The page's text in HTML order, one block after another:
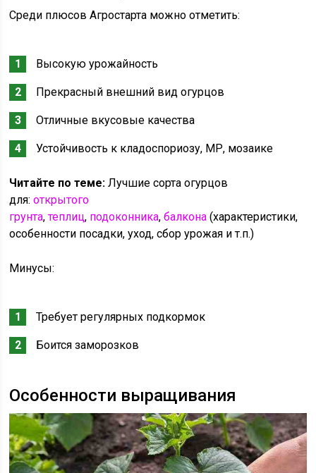
Среди плюсов Агростарта можно отметить:
Высокую урожайность
Прекрасный внешний вид огурцов
Отличные вкусовые качества
Устойчивость к кладоспориозу, МР, мозаике
Читайте по теме:Лучшие сорта огурцов
для:открытого
грунта,теплиц, подоконника,балкона (характеристики,
особенности посадки, уход, сбор урожая и т.п.)
Минусы:
Требует регулярных подкормок
Боится заморозков
Особенности выращивания